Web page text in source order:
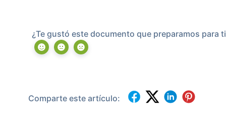
¿Te gustó este documento que preparamos para
Comparte este artículo: